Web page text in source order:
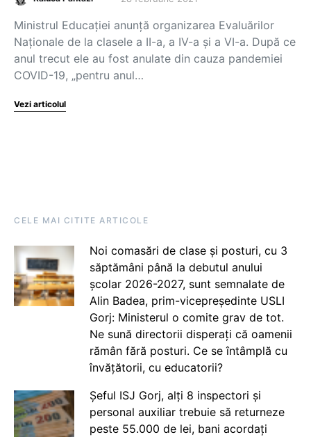
Ministrul Educației anunță organizarea Evaluărilor
Naționale de la clasele a II-a, a IV-a și a VI-a. După ce
anul trecut ele au fost anulate din cauza pandemiei
COVID-19, „pentru anul…
Vezi articolul
CELE MAI CITITE ARTICOLE
Noi comasări de clase și posturi, cu 3
săptămâni până la debutul anului
școlar 2026-2027, sunt semnalate de
Alin Badea, prim-vicepreședinte USLI
Gorj: Ministerul o comite grav de tot.
Ne sună directorii disperați că oamenii
rămân fără posturi. Ce se întâmplă cu
învățătorii, cu educatorii?
Șeful ISJ Gorj, alți 8 inspectori și
personal auxiliar trebuie să returneze
peste 55.000 de lei, bani acordați